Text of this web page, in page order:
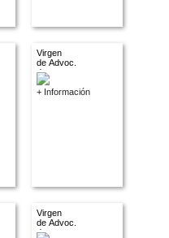
Virgen
de Advoc.
descon.
+ Información
Virgen
de Advoc.
descon.